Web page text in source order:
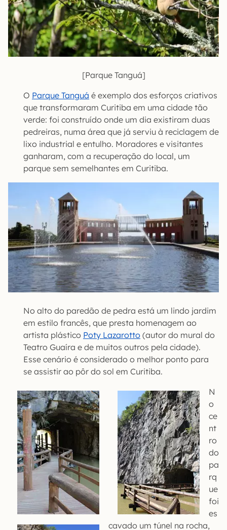
[Parque Tanguá]
O Parque Tanguá é exemplo dos esforços criativos
que transformaram Curitiba em uma cidade tão
verde: foi construído onde um dia existiram duas
pedreiras, numa área que já serviu à reciclagem de
lixo industrial e entulho. Moradores e visitantes
ganharam, com a recuperação do local, um
parque sem semelhantes em Curitiba.
No alto do paredão de pedra está um lindo jardim
em estilo francês, que presta homenagem ao
artista plástico Poty Lazarotto (autor do mural do
Teatro Guaíra e de muitos outros pela cidade).
Esse cenário é considerado o melhor ponto para
se assistir ao pôr do sol em Curitiba.
N
o
ce
nt
ro
do
pa
rq
ue
foi
es
cavado um túnel na rocha,